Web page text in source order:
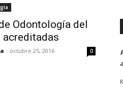
Odontología del
acreditadas
- octubre 25, 2016 0